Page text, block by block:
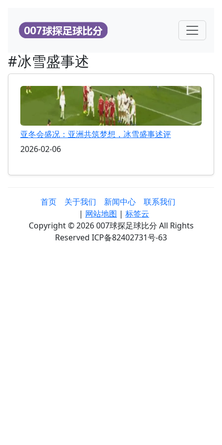
#冰雪盛事述
亚冬会盛况：亚洲共筑梦想，冰雪盛事述评
2026-02-06
首页 关于我们 新闻中心
联系我们
| 网站地图 | 标签云
Copyright © 2026 007球探足球比分 All Rights
Reserved ICP备82402731号-63